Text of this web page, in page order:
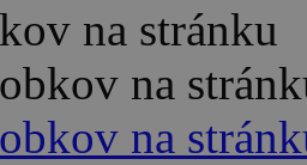
na stránku
na
na